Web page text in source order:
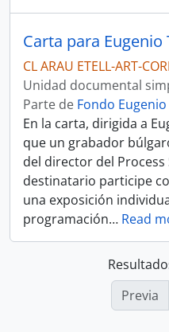
Carta para Eugenio
CL ARAU ETELL-ART-
Unidad documental
Parte de Fondo Eugenio
En la carta, dirigida a
que un grabador
del director del Process
destinatario participe
una exposición
programación… Read
Previa